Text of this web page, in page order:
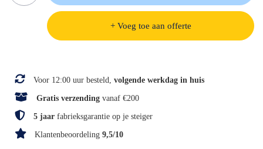
+ Voeg toe aan offerte
Voor 12:00 uur besteld, volgende werkdag in huis
Gratis verzending vanaf €200
5 jaar fabrieksgarantie op je steiger
Klantenbeoordeling 9,5/10